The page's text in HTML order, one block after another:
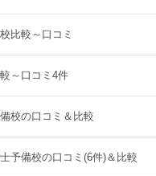
比較～口コミ
～口コミ4件
校の口コミ＆比較
予備校の口コミ(6件)＆比較